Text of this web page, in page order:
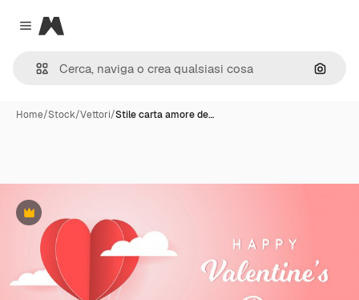
Close menu
Magnific
Cerca
Home/Stock/Vettori/Stile carta amore de…
Premium